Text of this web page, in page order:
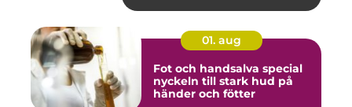
01. aug
Fot och handsalva special
nyckeln till stark hud på
händer och fötter